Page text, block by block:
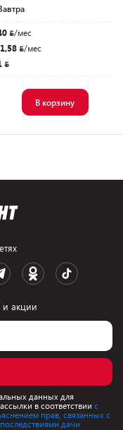
/мес
/мес
В корзину
и акции
данных для
в соответствии с
прав, связанных с
дачи